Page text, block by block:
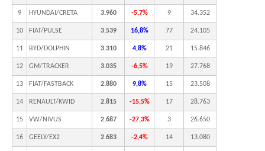
9 HYUNDAI/CRETA 3.960 -5,7% 9 34.352
10 FIAT/PULSE 3.539 16,8% 77 24.105
11 BYD/DOLPHIN 3.310 4,8% 21 15.846
12 GM/TRACKER 3.035 -6,5% 19 27.768
13 FIAT/FASTBACK 2.880 9,8% 15 23.508
14 RENAULT/KWID 2.815 -15,5% 17 28.763
15 VW/NIVUS 2.687 -27,3% 3 26.650
16 GEELY/EX2 2.683 -2,4% 14 13.080